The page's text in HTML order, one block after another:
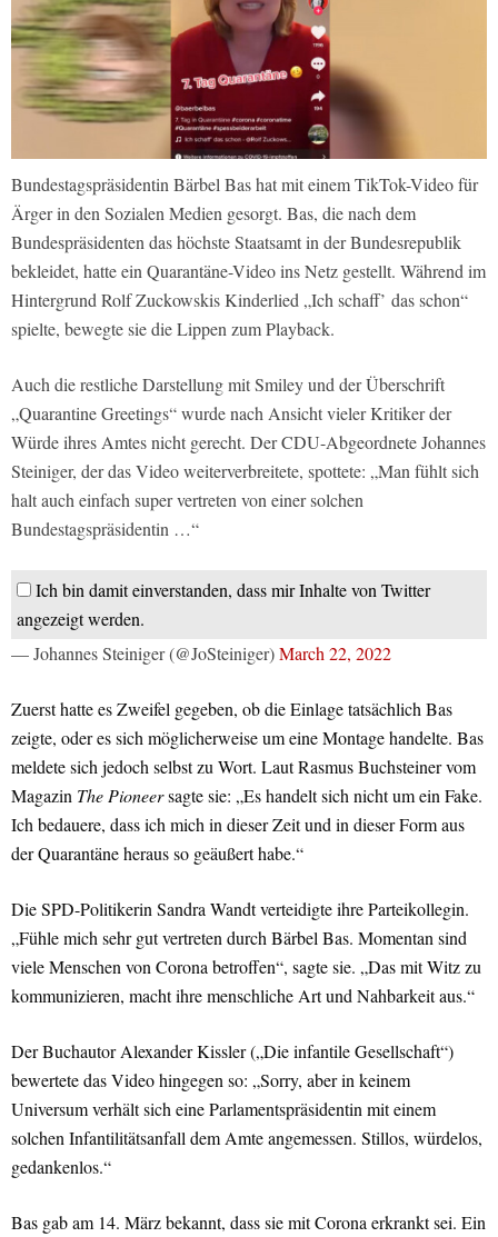
Bundestagspräsidentin Bärbel Bas hat mit einem TikTok-Video für
Ärger in den Sozialen Medien gesorgt. Bas, die nach dem
Bundespräsidenten das höchste Staatsamt in der Bundesrepublik
bekleidet, hatte ein Quarantäne-Video ins Netz gestellt. Während im
Hintergrund Rolf Zuckowskis Kinderlied „Ich schaff’ das schon“
spielte, bewegte sie die Lippen zum Playback.
Auch die restliche Darstellung mit Smiley und der Überschrift
„Quarantine Greetings“ wurde nach Ansicht vieler Kritiker der
Würde ihres Amtes nicht gerecht. Der CDU-Abgeordnete Johannes
Steiniger, der das Video weiterverbreitete, spottete: „Man fühlt sich
halt auch einfach super vertreten von einer solchen
Bundestagspräsidentin …“
Ich bin damit einverstanden, dass mir Inhalte von Twitter
angezeigt werden.
— Johannes Steiniger (@JoSteiniger)March 22, 2022
Zuerst hatte es Zweifel gegeben, ob die Einlage tatsächlich Bas
zeigte, oder es sich möglicherweise um eine Montage handelte. Bas
meldete sich jedoch selbst zu Wort. Laut Rasmus Buchsteiner vom
Magazin The Pioneersagte sie: „Es handelt sich nicht um ein Fake.
Ich bedauere, dass ich mich in dieser Zeit und in dieser Form aus
der Quarantäne heraus so geäußert habe.“
Die SPD-Politikerin Sandra Wandt verteidigte ihre Parteikollegin.
„Fühle mich sehr gut vertreten durch Bärbel Bas. Momentan sind
viele Menschen von Corona betroffen“, sagte sie. „Das mit Witz zu
kommunizieren, macht ihre menschliche Art und Nahbarkeit aus.“
Der Buchautor Alexander Kissler („Die infantile Gesellschaft“)
bewertete das Video hingegen so: „Sorry, aber in keinem
Universum verhält sich eine Parlamentspräsidentin mit einem
solchen Infantilitätsanfall dem Amte angemessen. Stillos, würdelos,
gedankenlos.“
Bas gab am 14. März bekannt, dass sie mit Corona erkrankt sei. Ein